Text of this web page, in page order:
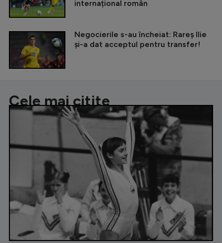
internațional român
Negocierile s-au încheiat: Rareș Ilie
și-a dat acceptul pentru transfer!
Cele mai citite